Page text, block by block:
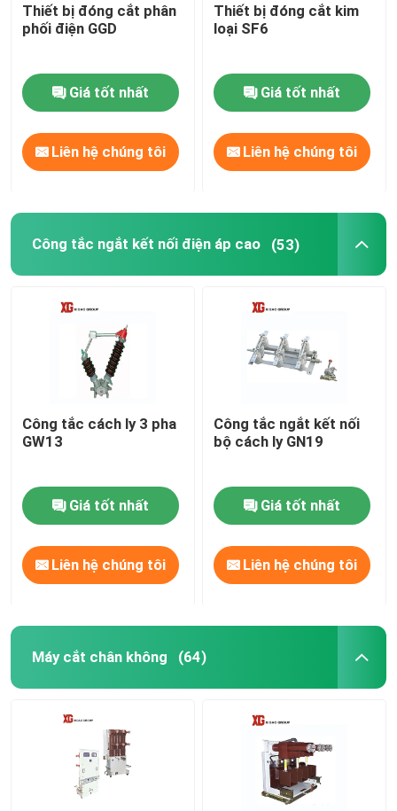
Thiết bị đóng cắt phân
phối điện GGD
Giá tốt nhất
Liên hệ chúng tôi
Thiết bị đóng cắt kim
loại SF6
Giá tốt nhất
Liên hệ chúng tôi
Công tắc ngắt kết nối điện áp cao (53)
Công tắc cách ly 3 pha
GW13
Giá tốt nhất
Liên hệ chúng tôi
Công tắc ngắt kết nối
bộ cách ly GN19
Giá tốt nhất
Liên hệ chúng tôi
Máy cắt chân không (64)